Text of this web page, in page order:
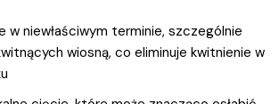
w niewłaściwym terminie, szczególnie
wiosną, co eliminuje kwitnienie w